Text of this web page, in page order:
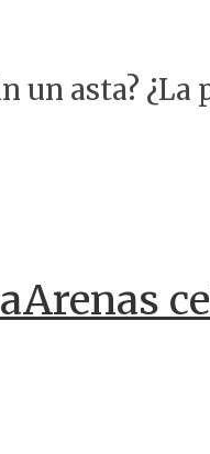
un asta?